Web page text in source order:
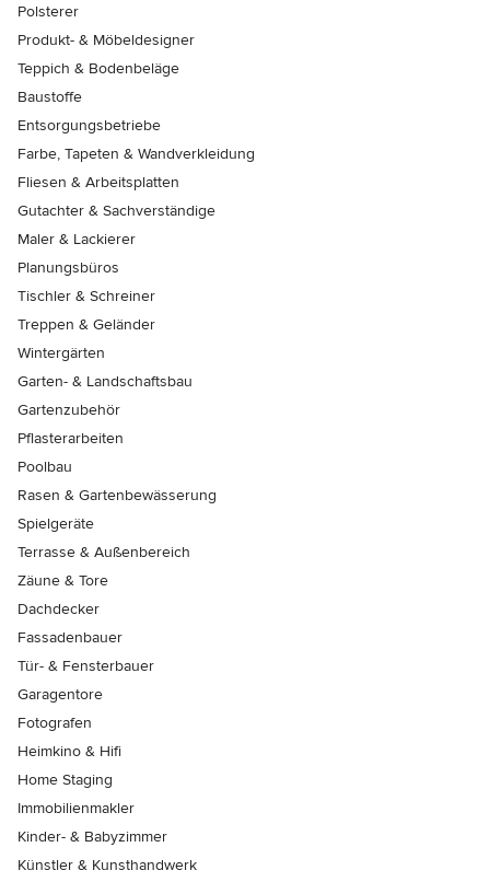
Polsterer
Produkt- & Möbeldesigner
Teppich & Bodenbeläge
Baustoffe
Entsorgungsbetriebe
Farbe, Tapeten & Wandverkleidung
Fliesen & Arbeitsplatten
Gutachter & Sachverständige
Maler & Lackierer
Planungsbüros
Tischler & Schreiner
Treppen & Geländer
Wintergärten
Garten- & Landschaftsbau
Gartenzubehör
Pflasterarbeiten
Poolbau
Rasen & Gartenbewässerung
Spielgeräte
Terrasse & Außenbereich
Zäune & Tore
Dachdecker
Fassadenbauer
Tür- & Fensterbauer
Garagentore
Fotografen
Heimkino & Hifi
Home Staging
Immobilienmakler
Kinder- & Babyzimmer
Künstler & Kunsthandwerk